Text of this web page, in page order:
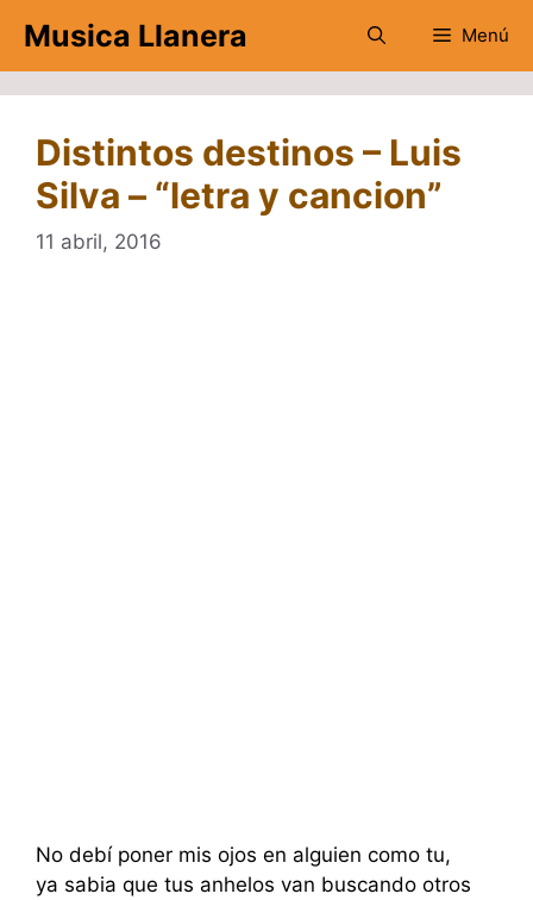
contenido
Musica Llanera Menú
Distintos destinos – Luis
Silva – “letra y cancion”
11 abril, 2016
No debí poner mis ojos en alguien como tu,
ya sabia que tus anhelos van buscando otros